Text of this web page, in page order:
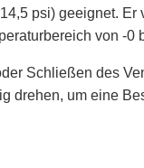
psi) geeignet.
von -0
Schließen des
drehen, um eine